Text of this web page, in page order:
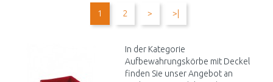
1 2 > >|
In der Kategorie
Aufbewahrungskörbe mit Deckel
finden Sie unser Angebot an